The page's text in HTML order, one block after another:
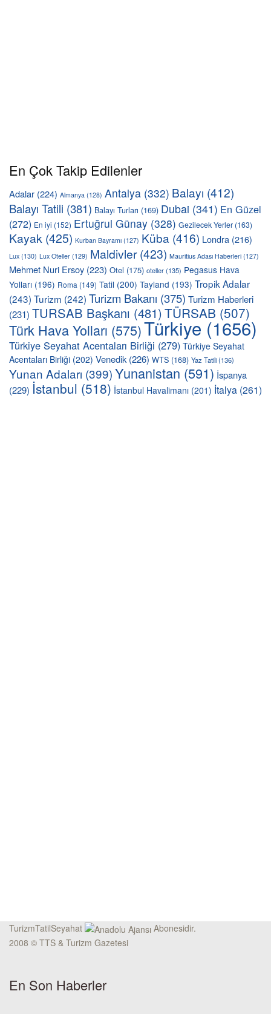
En Çok Takip Edilenler
Adalar (224) Almanya (128) Antalya (332) Balayı (412)
Balayı Tatili (381) Balayı Turları (169) Dubai (341) En Güzel
(272) En iyi (152) Ertuğrul Günay (328) Gezilecek Yerler (163)
Kayak (425) Kurban Bayramı (127) Küba (416) Londra (216)
Lux (130) Lux Oteller (129) Maldivler(423) Mauritius Adası Haberleri (127)
Mehmet Nuri Ersoy (223) Otel (175) oteller(135) Pegasus Hava
Yolları (196) Roma (149) Tatil (200) Tayland (193) Tropik Adalar
(243) Turizm (242) Turizm Bakanı (375) Turizm Haberleri
(231) TURSAB Başkanı (481)TÜRSAB (507)
Türk Hava Yolları (575)Türkiye (1656)
Türkiye Seyahat Acentaları Birliği (279) Türkiye Seyahat
Acentaları Birliği (202) Venedik (226) WTS (168) Yaz Tatili(136)
Yunan Adaları (399)Yunanistan (591) İspanya
(229) İstanbul (518) İstanbul Havalimanı (201) İtalya (261)
TurizmTatilSeyahat
Abonesidir.
2008 © TTS & Turizm Gazetesi
En Son Haberler